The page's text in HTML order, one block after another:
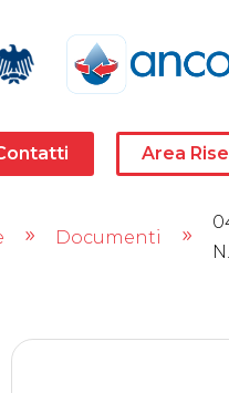
Area
9 Documenti 9